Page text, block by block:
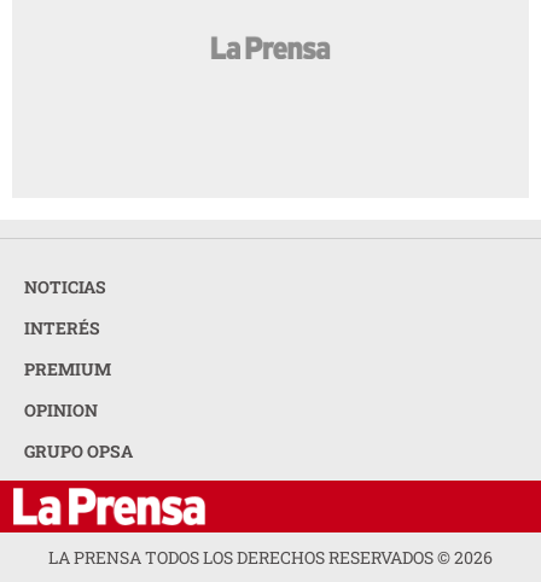
NOTICIAS
INTERÉS
PREMIUM
OPINION
GRUPO OPSA
LA PRENSA TODOS LOS DERECHOS RESERVADOS ©2026